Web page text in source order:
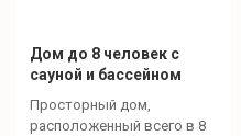
Дом до 8 человек с
сауной и бассейном
Просторный дом,
расположенный всего в 8